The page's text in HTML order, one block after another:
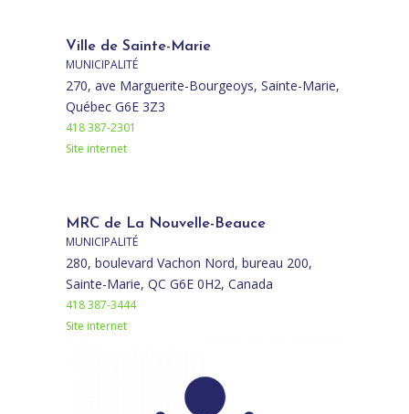
Ville de Sainte-Marie
MUNICIPALITÉ
270, ave Marguerite-Bourgeoys, Sainte-Marie,
Québec G6E 3Z3
418 387-2301
Site internet
MRC de La Nouvelle-Beauce
MUNICIPALITÉ
280, boulevard Vachon Nord, bureau 200,
Sainte-Marie, QC G6E 0H2, Canada
418 387-3444
Site internet